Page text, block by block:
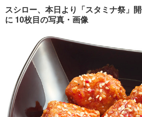
音楽
ショッピング
ペット
その他
プッシュ通知の停止方法
スシロー、本日より「スタミナ祭」
に 10枚目の写真・画像